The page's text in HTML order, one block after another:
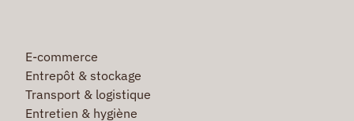
E-commerce
Entrepôt & stockage
Transport & logistique
Entretien & hygiène